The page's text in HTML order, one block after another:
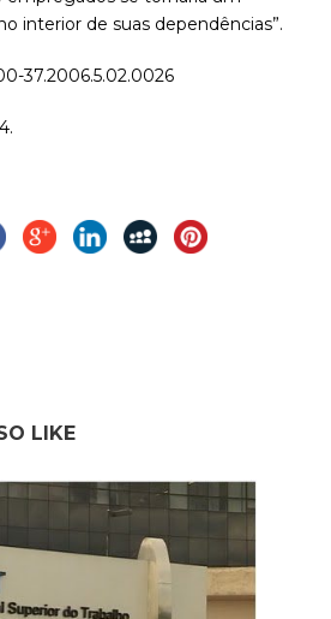
interior de suas dependências”.
37.2006.5.02.0026
LIKE